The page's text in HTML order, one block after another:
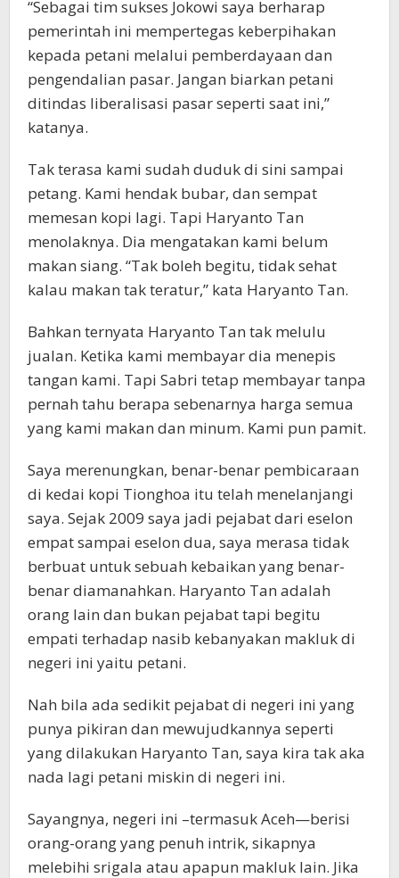
“Sebagai tim sukses Jokowi saya berharap
pemerintah ini mempertegas keberpihakan
kepada petani melalui pemberdayaan dan
pengendalian pasar. Jangan biarkan petani
ditindas liberalisasi pasar seperti saat ini,”
katanya.
Tak terasa kami sudah duduk di sini sampai
petang. Kami hendak bubar, dan sempat
memesan kopi lagi. Tapi Haryanto Tan
menolaknya. Dia mengatakan kami belum
makan siang. “Tak boleh begitu, tidak sehat
kalau makan tak teratur,” kata Haryanto Tan.
Bahkan ternyata Haryanto Tan tak melulu
jualan. Ketika kami membayar dia menepis
tangan kami. Tapi Sabri tetap membayar tanpa
pernah tahu berapa sebenarnya harga semua
yang kami makan dan minum. Kami pun pamit.
Saya merenungkan, benar-benar pembicaraan
di kedai kopi Tionghoa itu telah menelanjangi
saya. Sejak 2009 saya jadi pejabat dari eselon
empat sampai eselon dua, saya merasa tidak
berbuat untuk sebuah kebaikan yang benar-
benar diamanahkan. Haryanto Tan adalah
orang lain dan bukan pejabat tapi begitu
empati terhadap nasib kebanyakan makluk di
negeri ini yaitu petani.
Nah bila ada sedikit pejabat di negeri ini yang
punya pikiran dan mewujudkannya seperti
yang dilakukan Haryanto Tan, saya kira tak aka
nada lagi petani miskin di negeri ini.
Sayangnya, negeri ini –termasuk Aceh—berisi
orang-orang yang penuh intrik, sikapnya
melebihi srigala atau apapun makluk lain. Jika